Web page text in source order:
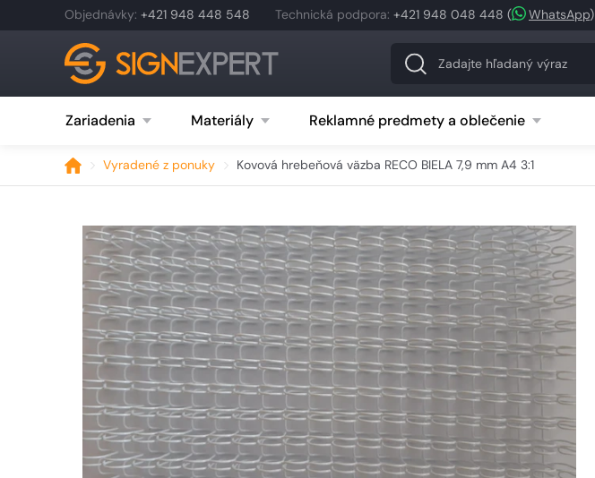
Objednávky: +421 948 448 548 Technická podpora: +421 948 048 448 ( WhatsApp)
Zariadenia Materiály Reklamné predmety a oblečenie
Vyradené z ponuky Kovová hrebeňová väzba RECO BIELA 7,9 mm A4 3:1